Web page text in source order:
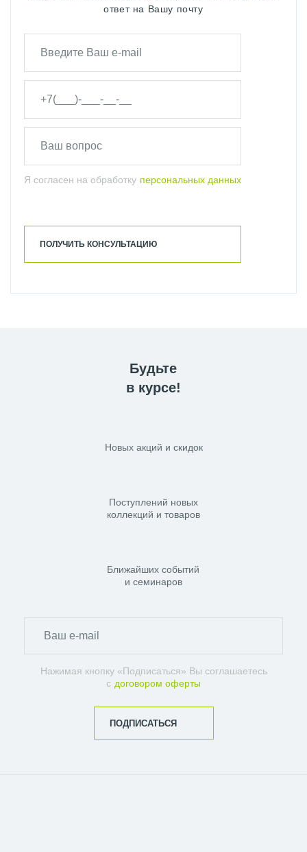
ответ на Вашу почту
Я согласен на обработку персональных данных
ПОЛУЧИТЬ КОНСУЛЬТАЦИЮ
Будьте
в курсе!
Новых акций и скидок
Поступлений новых
коллекций и товаров
Ближайших событий
и семинаров
Нажимая кнопку «Подписаться» Вы соглашаетесь
с договором оферты
ПОДПИСАТЬСЯ